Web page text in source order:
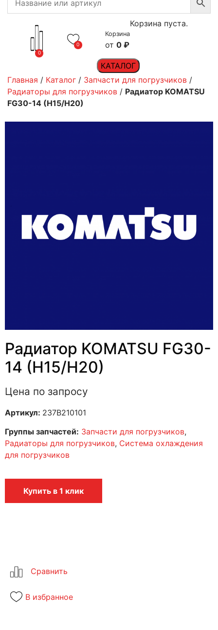
0
0
Корзина
0 ₽
Корзина пуста.
КАТАЛОГ
Главная / Каталог / Запчасти для погрузчиков /
Радиаторы для погрузчиков / Радиатор KOMATSU
FG30-14 (H15/H20)
Радиатор KOMATSU FG30-
14 (H15/H20)
Цена по запросу
Артикул: 237B210101
Группы запчастей: Запчасти для погрузчиков,
Радиаторы для погрузчиков, Система охлаждения
для погрузчиков
Купить в 1 клик
В избранное